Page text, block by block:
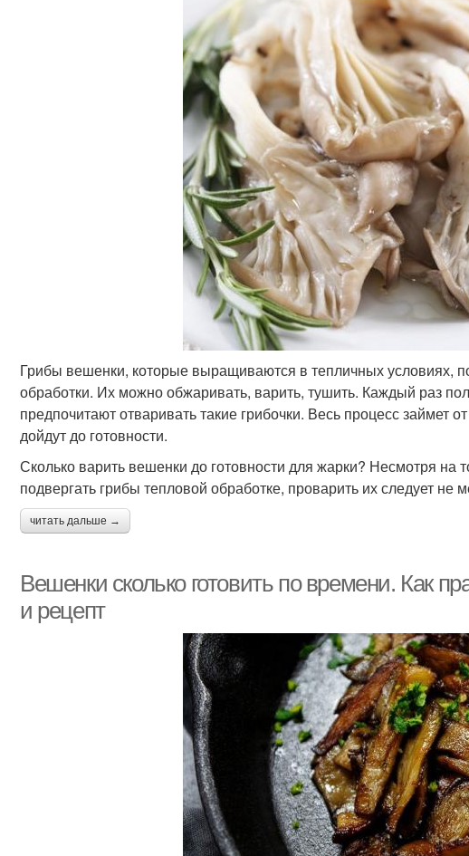
Грибы вешенки, которые выращиваются в тепличных условиях,
обработки. Их можно обжаривать, варить, тушить. Каждый раз
предпочитают отваривать такие грибочки. Весь процесс займет
дойдут до готовности.
Сколько варить вешенки до готовности для жарки? Несмотря
подвергать грибы тепловой обработке, проварить их следует не
читать дальше →
Вешенки сколько готовить по времени. Как
и рецепт